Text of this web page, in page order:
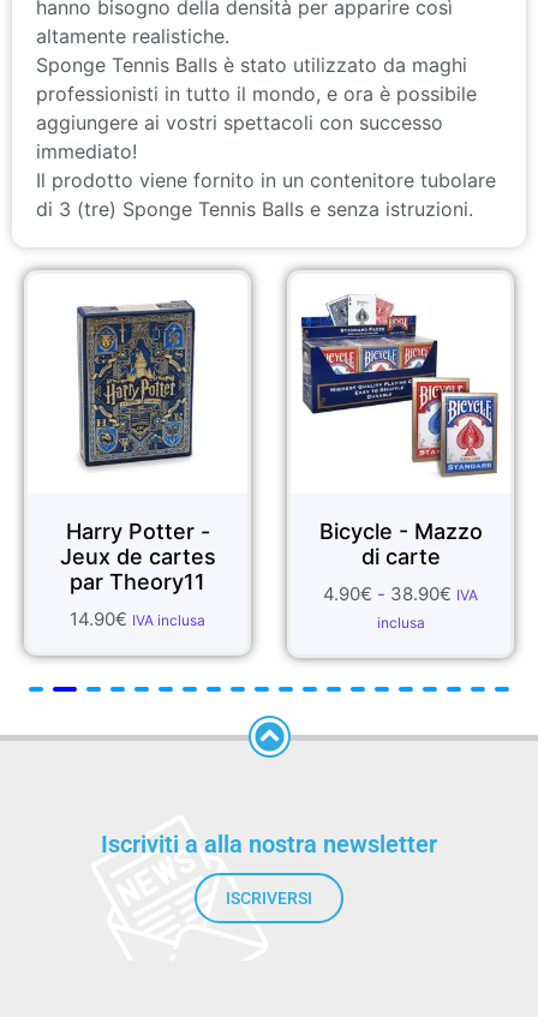
hanno bisogno della densità per apparire così
altamente realistiche.
Sponge Tennis Balls è stato utilizzato da maghi
professionisti in tutto il mondo, e ora è possibile
aggiungere ai vostri spettacoli con successo
immediato!
Il prodotto viene fornito in un contenitore tubolare
di 3 (tre) Sponge Tennis Balls e senza istruzioni.
Harry Potter -
Jeux de cartes
par Theory11
14.90€ IVA inclusa
Bicycle - Mazzo
di carte
4.90€ - 38.90€ IVA
inclusa
Iscriviti a alla nostra newsletter
ISCRIVERSI